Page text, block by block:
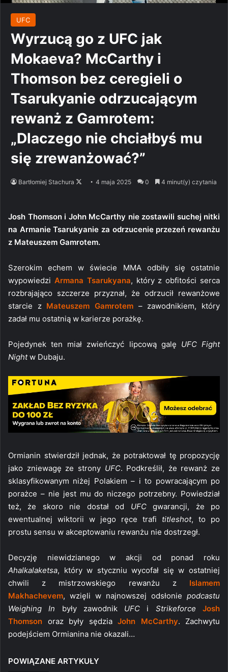
UFC
Wyrzucą go z UFC jak
Mokaeva? McCarthy i
Thomson bez ceregieli o
Tsarukyanie odrzucającym
rewanż z Gamrotem:
„Dlaczego nie chciałbyś mu
się zrewanżować?”
Bartłomiej Stachura
Follow4 maja 2025 0 4 minut(y) czytania
Josh Thomson i John McCarthy nie zostawili suchej nitki
na Armanie Tsarukyanie za odrzucenie przezeń rewanżu
z Mateuszem Gamrotem.
Szerokim echem w świecie MMA odbiły się ostatnie
wypowiedzi Armana Tsarukyana, który z obfitości serca
rozbrajająco szczerze przyznał, że odrzucił rewanżowe
starcie z Mateuszem Gamrotem – zawodnikiem, który
zadał mu ostatnią w karierze porażkę.
Pojedynek ten miał zwieńczyć lipcową galę UFC Fight
Nightw Dubaju.
Ormianin stwierdził jednak, że potraktował tę propozycję
jako zniewagę ze strony UFC. Podkreślił, że rewanż ze
sklasyfikowanym niżej Polakiem – i to powracającym po
porażce – nie jest mu do niczego potrzebny. Powiedział
też, że skoro nie dostał od UFCgwarancji, że po
ewentualnej wiktorii w jego ręce trafi titleshot, to po
prostu sensu w akceptowaniu rewanżu nie dostrzegł.
Decyzję niewidzianego w akcji od ponad roku
Ahalkalaketsa, który w styczniu wycofał się w ostatniej
chwili z mistrzowskiego rewanżu z Islamem
Makhachevem, wzięli w najnowszej odsłonie podcastu
Weighing In były zawodnik UFC i Strikeforce
Josh
Thomson oraz były sędzia John McCarthy. Zachwytu
podejściem Ormianina nie okazali…
POWIĄZANE ARTYKUŁY